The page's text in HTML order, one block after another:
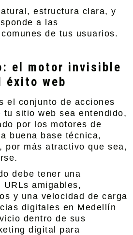
estructura clara, y
a las
de tus usuarios.
el motor invisible
éxito web
el conjunto de acciones
tu sitio web sea entendido,
por los motores de
buena base técnica,
por más atractivo que sea,
debe tener una
amigables,
y una velocidad de carga
digitales en Medellín
dentro de sus
digital para